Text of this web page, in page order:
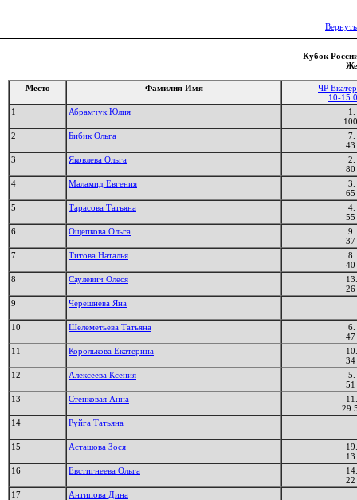
Кубок
Место Фамилия Имя
ЧР
10-
1
Абрамчук Юлия
1.
100
2
Бибик Ольга
7.
43
3
Яковлева Ольга
2.
80
4
Маламид Евгения
3.
65
5
Тарасова Татьяна
4.
55
6
Ощепкова Ольга
9.
37
7
Титова Наталья
8.
40
8
Саулевич Олеся
13.
26
9
Черешнева Яна
10 Шелеметьева Татьяна
6.
47
11
Королькова Екатерина
10.
34
12
Алексеева Ксения
5.
51
13
Стенковая Анна
11.
14
Руйга Татьяна
15 Асташова Зося
19.
13
16
Евстигнеева Ольга
14.
22
17
Антипова Дина